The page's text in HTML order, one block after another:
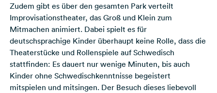
Zudem gibt es über den gesamten Park verteilt
Improvisationstheater, das Groß und Klein zum
Mitmachen animiert. Dabei spielt es für
deutschsprachige Kinder überhaupt keine Rolle, dass die
Theaterstücke und Rollenspiele auf Schwedisch
stattfinden: Es dauert nur wenige Minuten, bis auch
Kinder ohne Schwedischkenntnisse begeistert
mitspielen und mitsingen. Der Besuch dieses liebevoll